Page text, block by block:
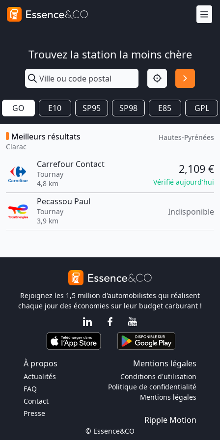
Trouvez la station la moins chère
GO E10 SP95 SP98 E85 GPL
Meilleurs résultats
Clarac
Hautes-Pyrénées
Carrefour Contact
Tournay
4,8 km
2,109 €
Vérifié aujourd'hui
Pecassou Paul
Tournay
3,9 km
Indisponible
Rejoignez les 1,5 million d'automobilistes qui réalisent
chaque jour des économies sur leur budget carburant !
À propos Mentions légales
Actualités
FAQ
Contact
Presse
Conditions d'utilisation
Politique de confidentialité
Mentions légales
Ripple Motion
© Essence&CO